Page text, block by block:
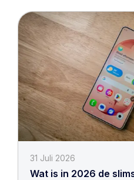
31 Juli 2026
Wat is in 2026 de